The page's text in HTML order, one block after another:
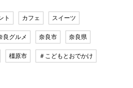
ト カフェ スイーツ
良グルメ 奈良市 奈良県
橿原市 ＃こどもとおでかけ